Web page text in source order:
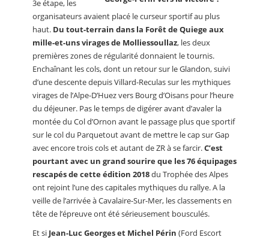
3e étape, les
organisateurs avaient placé le curseur sportif au plus
haut. Du tout-terrain dans la Forêt de Quiege aux
mille-et-uns virages de Molliessoullaz, les deux
premières zones de régularité donnaient le tournis.
Enchaînant les cols, dont un retour sur le Glandon, suivi
d’une descente depuis Villard-Reculas sur les mythiques
virages de l’Alpe-D’Huez vers Bourg d’Oisans pour l’heure
du déjeuner. Pas le temps de digérer avant d’avaler la
montée du Col d’Ornon avant le passage plus que sportif
sur le col du Parquetout avant de mettre le cap sur Gap
avec encore trois cols et autant de ZR à se farcir.C’est
pourtant avec un grand sourire que les 76 équipages
rescapés de cette édition 2018du Trophée des Alpes
ont rejoint l’une des capitales mythiques du rallye. A la
veille de l’arrivée à Cavalaire-Sur-Mer, les classements en
tête de l’épreuve ont été sérieusement bousculés.
Et si Jean-Luc Georges et Michel Périn (Ford Escort